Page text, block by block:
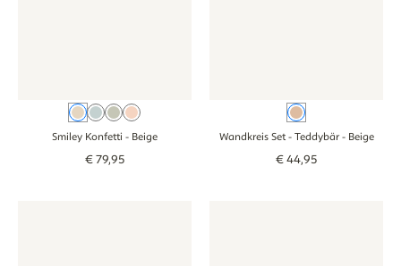
BeigeBlauw
GroenRosa
Smiley Konfetti - Beige
€79,95
Beige
Wandkreis Set - Teddybär- Beige
€44,95